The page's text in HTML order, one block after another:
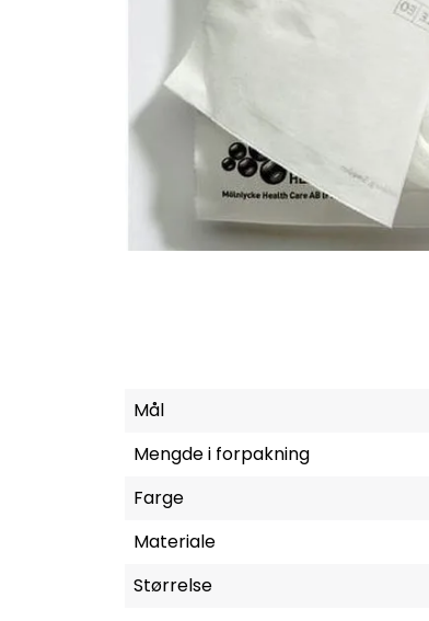
Mål
Mengde i forpakning
Farge
Materiale
Størrelse